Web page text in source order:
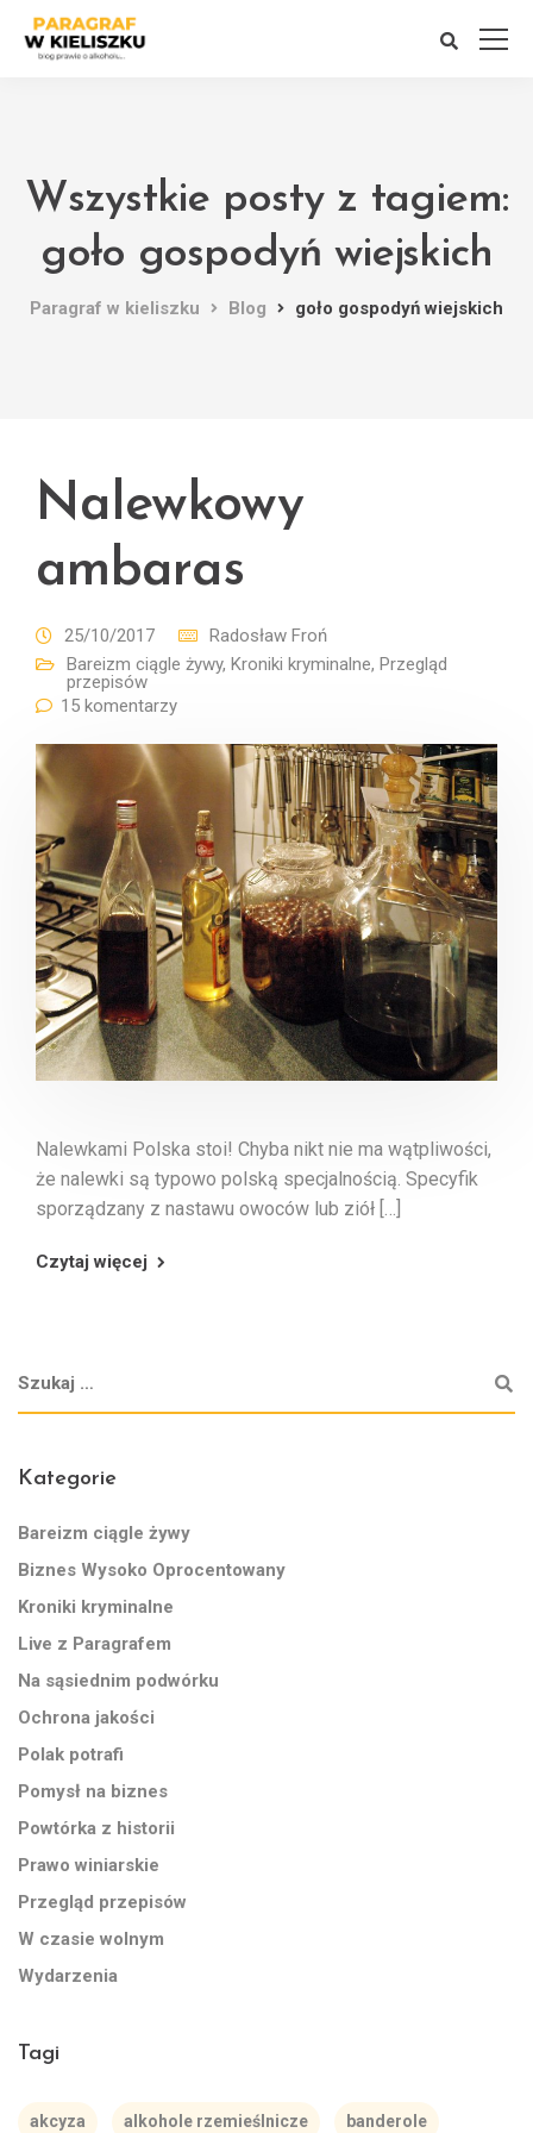
Wszystkie posty z tagiem:
goło gospodyń wiejskich
Paragraf w kieliszku Blog goło gospodyń wiejskich
Nalewkowy
ambaras
25/10/2017
Radosław Froń
Bareizm ciągle żywy, Kroniki kryminalne, Przegląd
przepisów
15 komentarzy
Nalewkami Polska stoi! Chyba nikt nie ma wątpliwości,
że nalewki są typowo polską specjalnością. Specyfik
sporządzany z nastawu owoców lub ziół […]
Czytaj więcej
Kategorie
Bareizm ciągle żywy
Biznes Wysoko Oprocentowany
Kroniki kryminalne
Live z Paragrafem
Na sąsiednim podwórku
Ochrona jakości
Polak potrafi
Pomysł na biznes
Powtórka z historii
Prawo winiarskie
Przegląd przepisów
W czasie wolnym
Wydarzenia
Tagi
akcyza alkohole rzemieślnicze banderole